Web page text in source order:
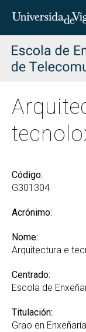
Código:
G301304
Acrónimo:
Nome:
Arquitectura e
Centrado:
Escola de
Titulación:
Grao en